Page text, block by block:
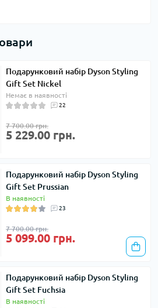
Подарунковий набір Dyson Styling
Gift Set Nickel
Немає в наявності
22
7 700.00 грн.
5 229.00 грн.
Подарунковий набір Dyson Styling
Gift Set Prussian
В наявності
23
7 700.00 грн.
5 099.00 грн.
Подарунковий набір Dyson Styling
Gift Set Fuchsia
В наявності